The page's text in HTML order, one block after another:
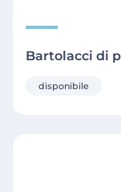
Bartolacci di
disponibile